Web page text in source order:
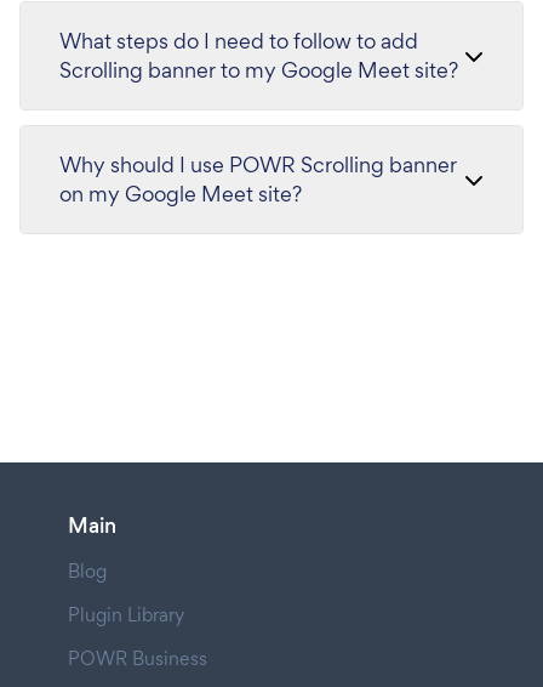
What steps do I need to follow to add
Scrolling banner to my Google Meet site?
Why should I use POWR Scrolling banner
on my Google Meet site?
Main
Blog
Plugin Library
POWR Business